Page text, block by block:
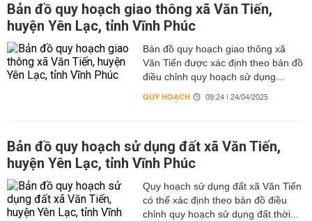
Bản đồ quy hoạch giao thông xã Văn Tiến,
huyện Yên Lạc, tỉnh Vĩnh Phúc
Bản đồ quy hoạch giao thông xã
Văn Tiến được xác định theo bản đồ
điều chỉnh quy hoạch sử dụng...
QUY HOẠCH 09:24 | 24/04/2025
Bản đồ quy hoạch sử dụng đất xã Văn Tiến,
huyện Yên Lạc, tỉnh Vĩnh Phúc
Quy hoạch sử dụng đất xã Văn Tiến
có thể xác định theo bản đồ điều
chỉnh quy hoạch sử dụng đất thời...